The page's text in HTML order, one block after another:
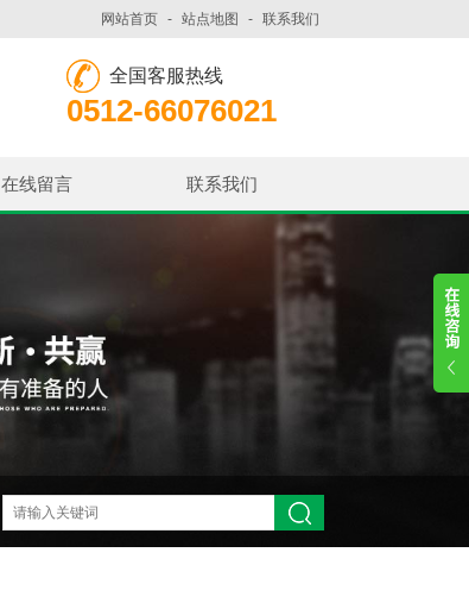
网站首页 - 站点地图 - 联系我们
全国客服热线
0512-66076021
在线留言 联系我们